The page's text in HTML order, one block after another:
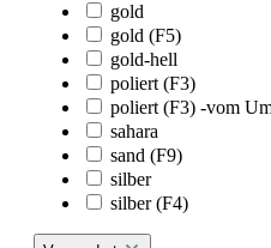
gold
gold (F5)
gold-hell
poliert (F3)
poliert (F3) -vom
sahara
sand (F9)
silber
silber (F4)